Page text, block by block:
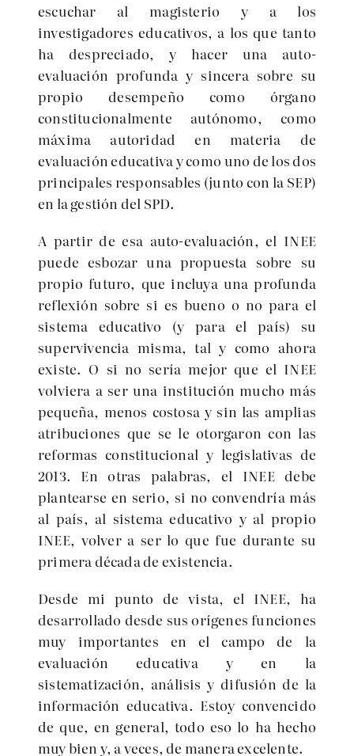
escuchar al magisterio y a los
investigadores educativos, a los que tanto
ha despreciado, y hacer una auto-
evaluación profunda y sincera sobre su
propio desempeño como órgano
constitucionalmente autónomo, como
máxima autoridad en materia de
evaluación educativa y como uno de los dos
principales responsables (junto con la SEP)
en la gestión del SPD.
A partir de esa auto-evaluación, el INEE
puede esbozar una propuesta sobre su
propio futuro, que incluya una profunda
reflexión sobre si es bueno o no para el
sistema educativo (y para el país) su
supervivencia misma, tal y como ahora
existe. O si no sería mejor que el INEE
volviera a ser una institución mucho más
pequeña, menos costosa y sin las amplias
atribuciones que se le otorgaron con las
reformas constitucional y legislativas de
2013. En otras palabras, el INEE debe
plantearse en serio, si no convendría más
al país, al sistema educativo y al propio
INEE, volver a ser lo que fue durante su
primera década de existencia.
Desde mi punto de vista, el INEE, ha
desarrollado desde sus orígenes funciones
muy importantes en el campo de la
evaluación educativa y en la
sistematización, análisis y difusión de la
información educativa. Estoy convencido
de que, en general, todo eso lo ha hecho
muy bien y, a veces, de manera excelente.